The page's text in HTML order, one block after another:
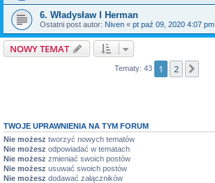
6. Władysław I Herman
Ostatni post autor: Niven « pt paź 09, 2020 4:07 pm
NOWY TEMAT
Tematy: 43 1 2
TWOJE UPRAWNIENIA NA TYM FORUM
Nie możesz tworzyć nowych tematów
Nie możesz odpowiadać w tematach
Nie możesz zmieniać swoich postów
Nie możesz usuwać swoich postów
Nie możesz dodawać załączników